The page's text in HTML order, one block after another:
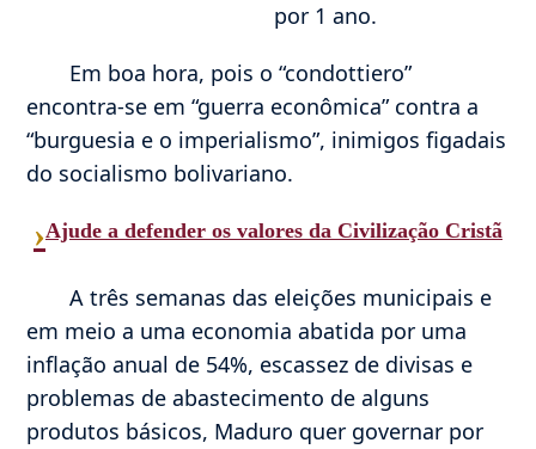
por 1 ano.
Em boa hora, pois o “condottiero”
encontra-se em “guerra econômica” contra a
“burguesia e o imperialismo”, inimigos figadais
do socialismo bolivariano.
›Ajude a defender os valores da Civilização Cristã
A três semanas das eleições municipais e
em meio a uma economia abatida por uma
inflação anual de 54%, escassez de divisas e
problemas de abastecimento de alguns
produtos básicos, Maduro quer governar por